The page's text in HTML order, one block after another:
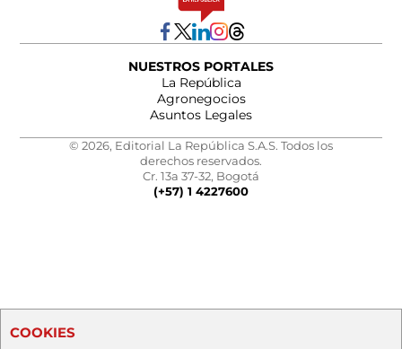
NUESTROS PORTALES
La República
Agronegocios
Asuntos Legales
© 2026, Editorial La República S.A.S. Todos los
derechos reservados.
Cr. 13a 37-32, Bogotá
(+57) 1 4227600
COOKIES